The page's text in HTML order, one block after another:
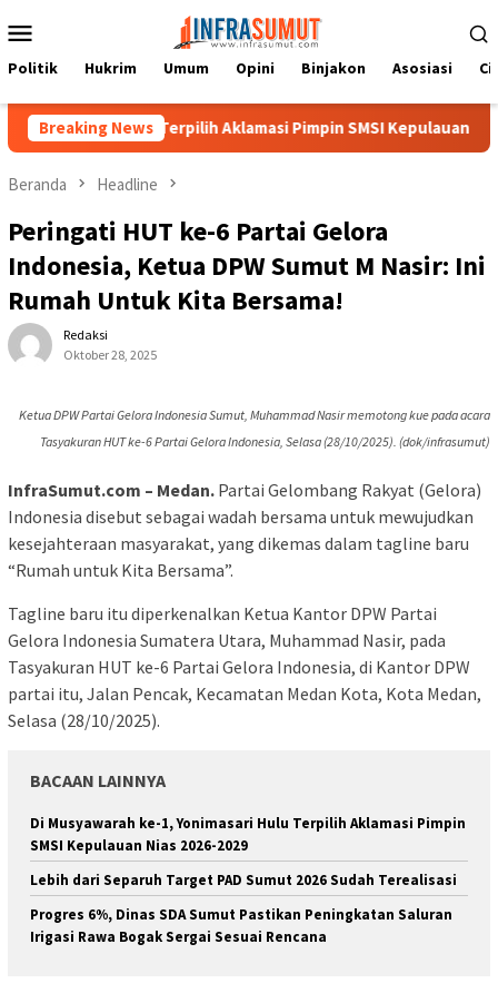
ke
Mobile
Politik Hukrim Umum Opini Binjakon Asosiasi
Breaking News
Hulu Terpilih Aklamasi Pimpin SMSI Kepulauan Nias 2026-2029
Beranda Headline
Peringati HUT ke-6 Partai Gelora
Indonesia, Ketua DPW Sumut M Nasir: Ini
Rumah Untuk Kita Bersama!
Redaksi
Oktober 28, 2025
Ketua DPW Partai Gelora Indonesia Sumut, Muhammad Nasir memotong kue pada acara
Tasyakuran HUT ke-6 Partai Gelora Indonesia, Selasa (28/10/2025). (dok/infrasumut)
InfraSumut.com – Medan. Partai Gelombang Rakyat (Gelora)
Indonesia disebut sebagai wadah bersama untuk mewujudkan
kesejahteraan masyarakat, yang dikemas dalam tagline baru
“Rumah untuk Kita Bersama”.
Tagline baru itu diperkenalkan Ketua Kantor DPW Partai
Gelora Indonesia Sumatera Utara, Muhammad Nasir, pada
Tasyakuran HUT ke-6 Partai Gelora Indonesia, di Kantor DPW
partai itu, Jalan Pencak, Kecamatan Medan Kota, Kota Medan,
Selasa (28/10/2025).
BACAAN LAINNYA
Di Musyawarah ke-1, Yonimasari Hulu Terpilih Aklamasi Pimpin
SMSI Kepulauan Nias 2026-2029
Lebih dari Separuh Target PAD Sumut 2026 Sudah Terealisasi
Progres 6%, Dinas SDA Sumut Pastikan Peningkatan Saluran
Irigasi Rawa Bogak Sergai Sesuai Rencana